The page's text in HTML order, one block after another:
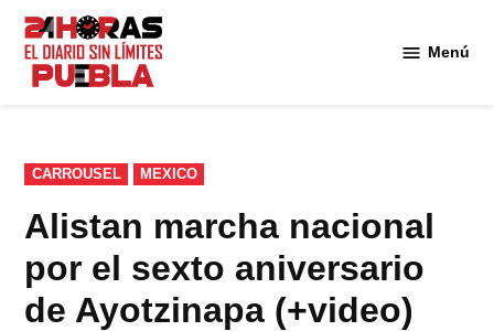
Saltar
contenido
Menú
PUBLICADO
EN
CARROUSEL MEXICO
Alistan marcha nacional
por el sexto aniversario
de Ayotzinapa (+video)